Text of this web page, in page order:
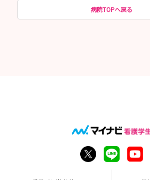
病院TOPへ戻る